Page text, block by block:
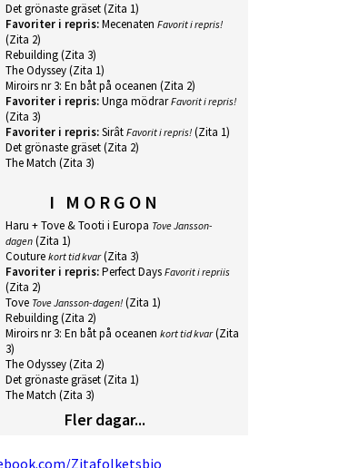
Det grönaste gräset(Zita 1)
Favoriter i repris:Mecenaten Favorit i repris!
(Zita 2)
Rebuilding(Zita 3)
The Odyssey(Zita 1)
Miroirs nr 3: En båt på oceanen (Zita 2)
Favoriter i repris:Unga mödrar Favorit i repris!
(Zita 3)
Favoriter i repris:Sirât Favorit i repris! (Zita 1)
Det grönaste gräset(Zita 2)
The Match (Zita 3)
I MORGON
Haru + Tove & Tooti i Europa Tove Jansson-
dagen (Zita 1)
Couture kort tid kvar(Zita 3)
Favoriter i repris:Perfect Days Favorit i repriis
(Zita 2)
Tove Tove Jansson-dagen! (Zita 1)
Rebuilding(Zita 2)
Miroirs nr 3: En båt på oceanen kort tid kvar(Zita
3)
The Odyssey(Zita 2)
Det grönaste gräset(Zita 1)
The Match (Zita 3)
Fler dagar...